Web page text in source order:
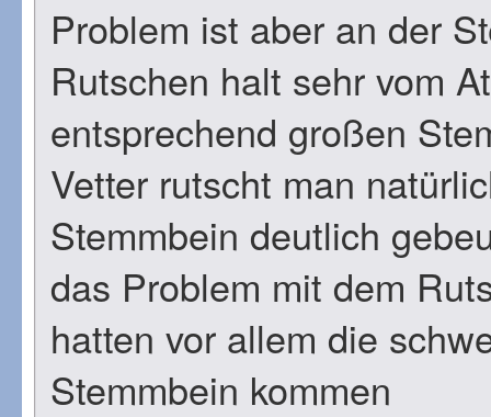
Problem ist aber an der
Rutschen halt sehr vom
entsprechend großen
Vetter rutscht man
Stemmbein deutlich
das Problem mit dem
hatten vor allem die
Stemmbein kommen